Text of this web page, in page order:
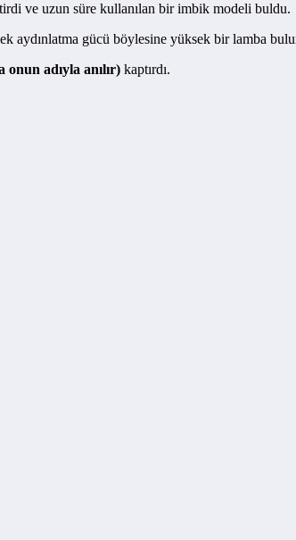
ve uzun süre kullanılan bir imbik modeli buldu.
aydınlatma gücü böylesine yüksek bir lamba
onun adıyla anılır) kaptırdı.